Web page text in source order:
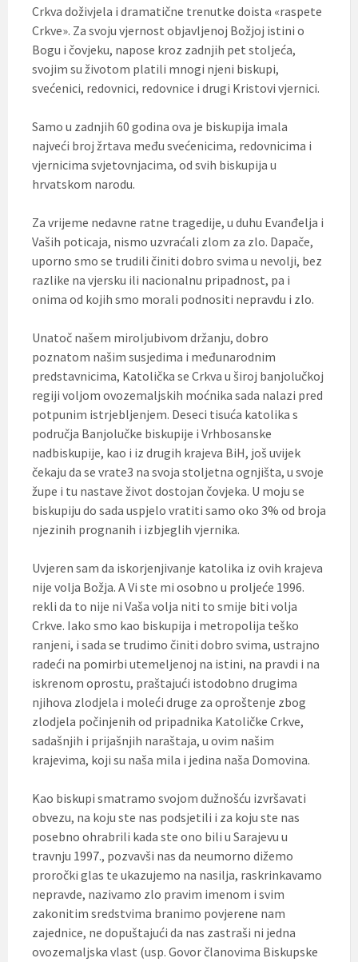
Crkva doživjela i dramatične trenutke doista «raspete
Crkve». Za svoju vjernost objavljenoj Božjoj istini o
Bogu i čovjeku, napose kroz zadnjih pet stoljeća,
svojim su životom platili mnogi njeni biskupi,
svećenici, redovnici, redovnice i drugi Kristovi vjernici.
Samo u zadnjih 60 godina ova je biskupija imala
najveći broj žrtava među svećenicima, redovnicima i
vjernicima svjetovnjacima, od svih biskupija u
hrvatskom narodu.
Za vrijeme nedavne ratne tragedije, u duhu Evanđelja i
Vaših poticaja, nismo uzvraćali zlom za zlo. Dapače,
uporno smo se trudili činiti dobro svima u nevolji, bez
razlike na vjersku ili nacionalnu pripadnost, pa i
onima od kojih smo morali podnositi nepravdu i zlo.
Unatoč našem miroljubivom držanju, dobro
poznatom našim susjedima i međunarodnim
predstavnicima, Katolička se Crkva u široj banjolučkoj
regiji voljom ovozemaljskih moćnika sada nalazi pred
potpunim istrjebljenjem. Deseci tisuća katolika s
područja Banjolučke biskupije i Vrhbosanske
nadbiskupije, kao i iz drugih krajeva BiH, još uvijek
čekaju da se vrate3 na svoja stoljetna ognjišta, u svoje
župe i tu nastave život dostojan čovjeka. U moju se
biskupiju do sada uspjelo vratiti samo oko 3% od broja
njezinih prognanih i izbjeglih vjernika.
Uvjeren sam da iskorjenjivanje katolika iz ovih krajeva
nije volja Božja. A Vi ste mi osobno u proljeće 1996.
rekli da to nije ni Vaša volja niti to smije biti volja
Crkve. Iako smo kao biskupija i metropolija teško
ranjeni, i sada se trudimo činiti dobro svima, ustrajno
radeći na pomirbi utemeljenoj na istini, na pravdi i na
iskrenom oprostu, praštajući istodobno drugima
njihova zlodjela i moleći druge za oproštenje zbog
zlodjela počinjenih od pripadnika Katoličke Crkve,
sadašnjih i prijašnjih naraštaja, u ovim našim
krajevima, koji su naša mila i jedina naša Domovina.
Kao biskupi smatramo svojom dužnošću izvršavati
obvezu, na koju ste nas podsjetili i za koju ste nas
posebno ohrabrili kada ste ono bili u Sarajevu u
travnju 1997., pozvavši nas da neumorno dižemo
proročki glas te ukazujemo na nasilja, raskrinkavamo
nepravde, nazivamo zlo pravim imenom i svim
zakonitim sredstvima branimo povjerene nam
zajednice, ne dopuštajući da nas zastraši ni jedna
ovozemaljska vlast (usp. Govor članovima Biskupske